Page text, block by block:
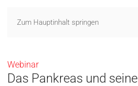
Zum Hauptinhalt springen
Webinar
Das Pankreas und seine